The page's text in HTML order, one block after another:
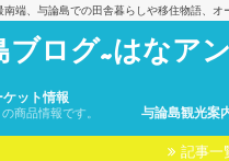
南端、与論島での田舎暮らしや移住物語、
ブログ~はなア
ット情報
商品情報です。 与論島観光案
記事一